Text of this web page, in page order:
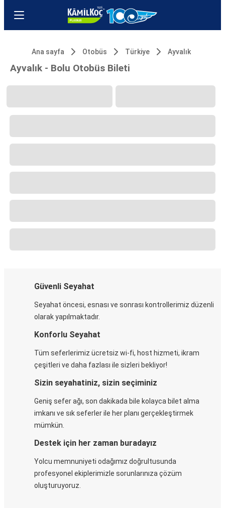
Ana sayfa Otobüs Türkiye Ayvalık
Ayvalık - Bolu Otobüs Bileti
Güvenli Seyahat
Seyahat öncesi, esnası ve sonrası kontrollerimiz düzenli
olarak yapılmaktadır.
Konforlu Seyahat
Tüm seferlerimiz ücretsiz wi-fi, host hizmeti, ikram
çeşitleri ve daha fazlası ile sizleri bekliyor!
Sizin seyahatiniz, sizin seçiminiz
Geniş sefer ağı, son dakikada bile kolayca bilet alma
imkanı ve sık seferler ile her planı gerçekleştirmek
mümkün.
Destek için her zaman buradayız
Yolcu memnuniyeti odağımız doğrultusunda
profesyonel ekiplerimizle sorunlarınıza çözüm
oluşturuyoruz.